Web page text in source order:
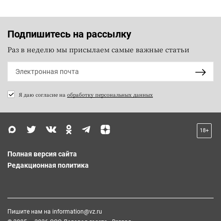
Подпишитесь на рассылку
Раз в неделю мы присылаем самые важные статьи
Я даю согласие на обработку персональных данных
18+
Полная версия сайта
Редакционная политика
Пишите нам на information@vz.ru